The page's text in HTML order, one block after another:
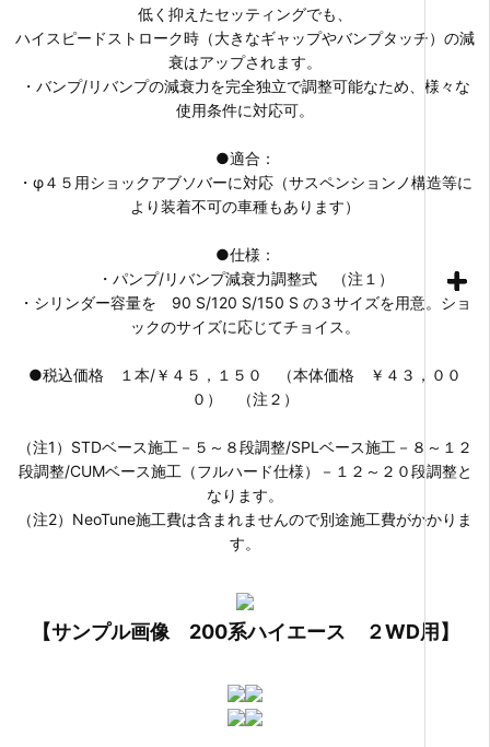
低く抑えたセッティングでも、
ハイスピードストローク時（大きなギャップやバンプタッチ）の減
衰はアップされます。
・バンプ/リバンプの減衰力を完全独立で調整可能なため、様々な
使用条件に対応可。
●適合：
・φ４５用ショックアブソバーに対応（サスペンションノ構造等に
より装着不可の車種もあります）
●仕様：
・パンプ/リバンプ減衰力調整式 （注１）
・シリンダー容量を 90 S/120 S/150 S の３サイズを用意。ショ
ックのサイズに応じてチョイス。
●税込価格 １本/￥４５，１５０ （本体価格 ￥４３，００
０） （注２）
（注1）STDベース施工－５～８段調整/SPLベース施工－８～１２
段調整/CUMベース施工（フルハード仕様）－１２～２０段調整と
なります。
（注2）NeoTune施工費は含まれませんので別途施工費がかかりま
す。
【サンプル画像 200系ハイエース ２WD用】